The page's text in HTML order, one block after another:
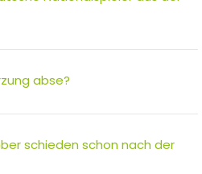
abse?
schieden schon nach der